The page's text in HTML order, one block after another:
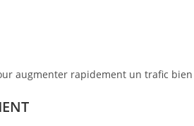
augmenter rapidement un trafic